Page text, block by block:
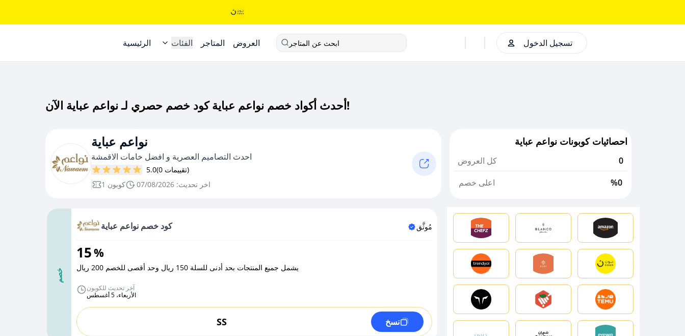
الرئيسية الفئات المتاجر العروض ابحث عن المتاجر تسجيل الدخول
أحدث أكواد خصم نواعم عباية كود خصم حصري لـ نواعم عباية الآن!
نواعم عباية
احدث التصاميم العصرية و افضل خامات الاقمشة
5.0
(0 تقييمات)
1 كوبون
اخر تحديث: 07/08/2026
احصائيات كوبونات نواعم عباية
كل العروض
0
اعلى خصم
%0
خصم
كود خصم نواعم عباية مُوثَّق
15%
يشمل جميع المنتجات بحد أدنى للسلة 150 ريال وحد أقصى للخصم 200 ريال
آخر تحديث للكوبون
الأربعاء، 5 أغسطس
SS نسخ